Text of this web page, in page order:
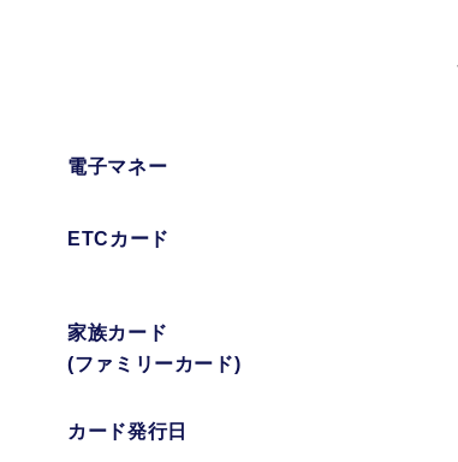
電子マネー
ETCカード
家族カード
(ファミリーカード)
カード発行日